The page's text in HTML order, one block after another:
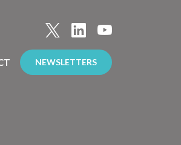
NEWSLETTERS